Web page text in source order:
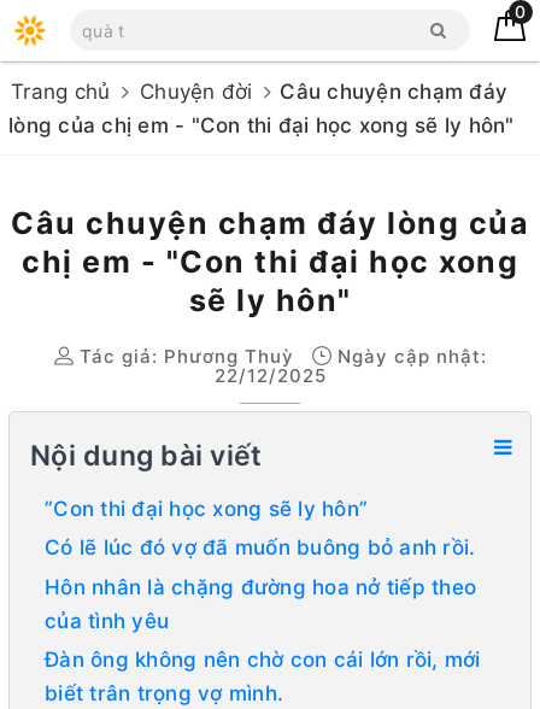
0
Trang chủ Chuyện đời
Câu chuyện chạm đáy
lòng của chị em - "Con thi đại học xong sẽ ly hôn"
Câu chuyện chạm đáy lòng của
chị em - "Con thi đại học xong
sẽ ly hôn"
Tác giả: Phương Thuỳ
Ngày cập nhật:
22/12/2025
Nội dung bài viết
”Con thi đại học xong sẽ ly hôn”
Có lẽ lúc đó vợ đã muốn buông bỏ anh rồi.
Hôn nhân là chặng đường hoa nở tiếp theo
của tình yêu
Đàn ông không nên chờ con cái lớn rồi, mới
biết trân trọng vợ mình.